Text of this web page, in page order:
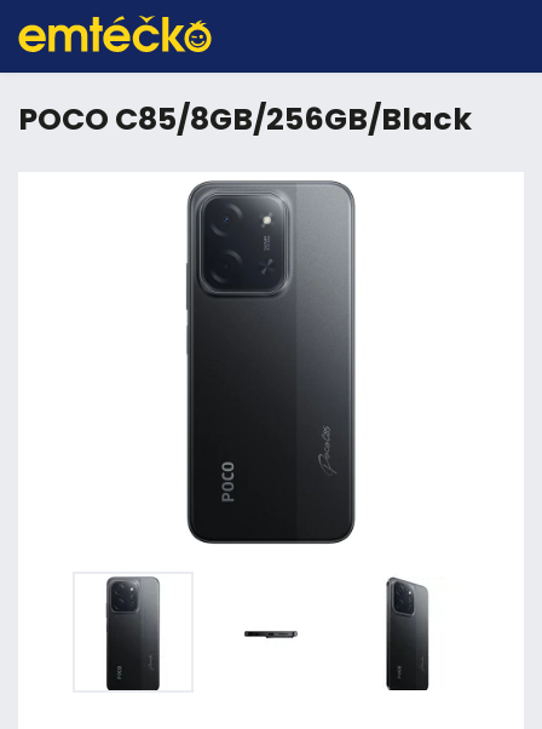
POCO C85/8GB/256GB/Black